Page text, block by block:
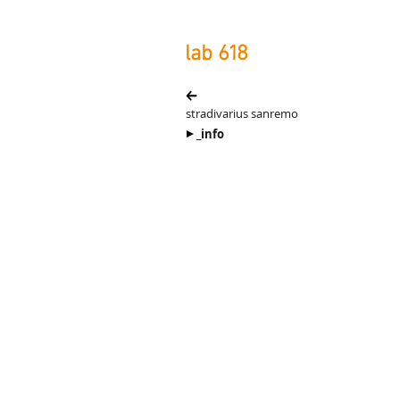
lab 618
stradivarius sanremo
_info